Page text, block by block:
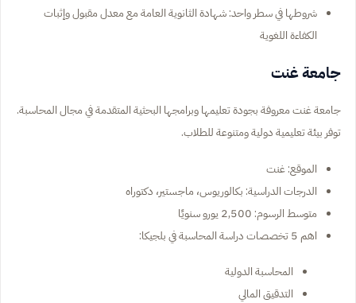
شروطها في سطر واحد: شهادة الثانوية العامة مع معدل مقبول وإثبات
الكفاءة اللغوية
جامعة غنت
جامعة غنت معروفة بجودة تعليمها وبرامجها البحثية المتقدمة في مجال المحاسبة.
توفر بيئة تعليمية دولية ومتنوعة للطلاب.
الموقع: غنت
الدرجات الدراسية: بكالوريوس، ماجستير، دكتوراه
متوسط الرسوم: 2,500 يورو سنويًا
اهم 5 تخصصات دراسة المحاسبة في بلجيكا:
المحاسبة الدولية
التدقيق المالي